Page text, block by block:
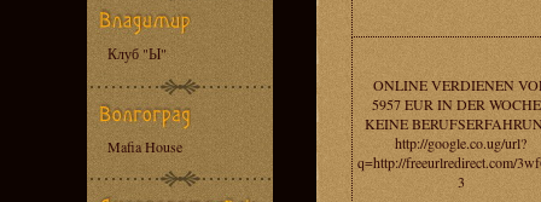
Клуб "Ы"
Mafia House
ONLINE VERDIENEN
5957 EUR IN DER
KEINE
http://google.co.ug/url?
q=http://freeurlredirect.com/
3